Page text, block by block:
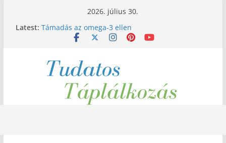
2026. július 30.
Latest: Támadás az omega-3 ellen
Időszakos böjt, a legegyszerűbb és legolcsóbb
A kávé egészséges vagy sem
Mediterrán étrend, egy ősi étrend az egészséged
szolgálatában